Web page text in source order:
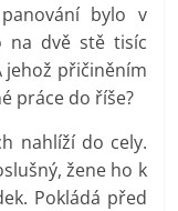
bylo v
na dvě stě tisíc
jehož přičiněním
práce do říše?
nahlíží do cely.
žene ho k
Pokládá před